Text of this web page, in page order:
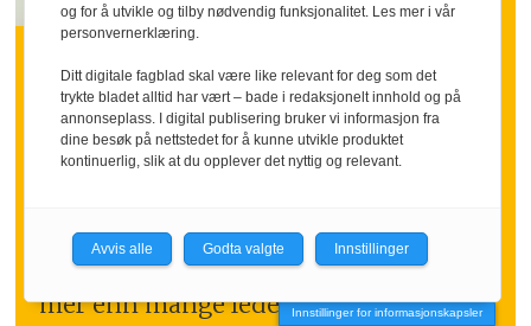
INNLEGG:
Hva om vi sa takk litt
oftere
Mange ansatte går inn i ferien med
tid.
Nettopp da kan en tydelig takk bety
mer enn mange ledere tror.Innstillinger for informasjonskapsler
og for å utvikle og tilby nødvendig funksjonalitet. Les mer i vår
personvernerklæring.
Ditt digitale fagblad skal være like relevant for deg som det
trykte bladet alltid har vært – bade i redaksjonelt innhold og på
annonseplass. I digital publisering bruker vi informasjon fra
dine besøk på nettstedet for å kunne utvikle produktet
kontinuerlig, slik at du opplever det nyttig og relevant.
Avvis alle Godta valgte Innstillinger